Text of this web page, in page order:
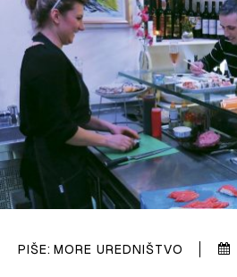
PLOVILA
PLOVIDBA
SPIZA
VELIKE PRIČE
PRETPLATA
SHOP
PIŠE: MORE UREDNIŠTVO